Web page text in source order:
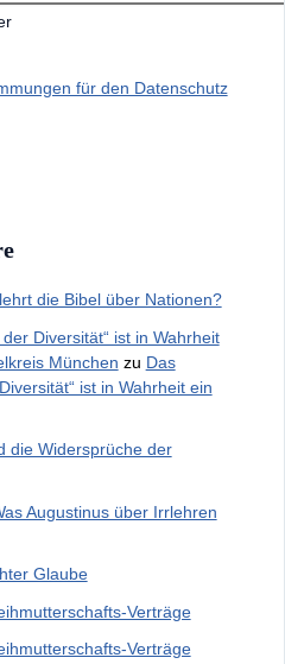
für den Datenschutz
die Bibel über Nationen?
Diversität“ ist in Wahrheit
München zu Das
ist in Wahrheit ein
die Widersprüche der
Augustinus über Irrlehren
Glaube
Verträge
Verträge